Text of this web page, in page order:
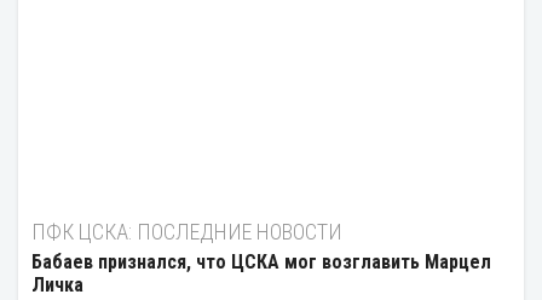
ПФК ЦСКА: ПОСЛЕДНИЕ НОВОСТИ
Бабаев признался, что ЦСКА мог возглавить Марцел
Личка